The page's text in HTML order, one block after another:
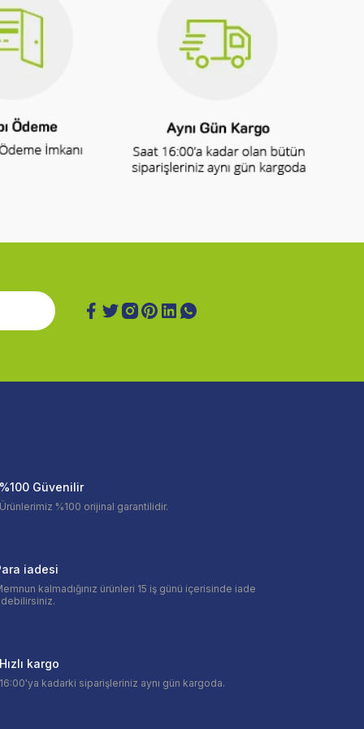
%100 Güvenilir
Ürünlerimiz %100 orijinal garantilidir.
iadesi
kalmadığınız ürünleri 15 iş günü içerisinde iade
Hızlı kargo
16:00'ya kadarki siparişleriniz aynı gün kargoda.